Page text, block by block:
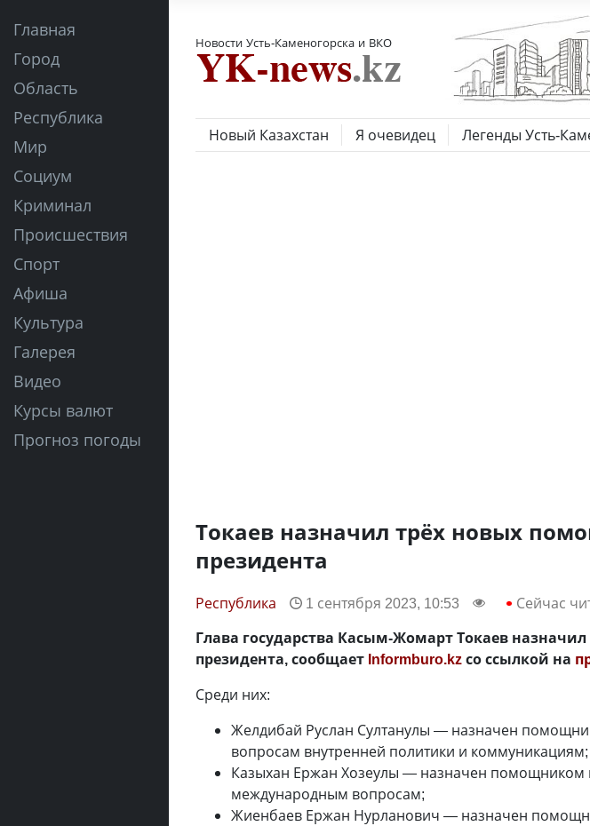
Главная
Город
Область
Республика
Мир
Социум
Криминал
Происшествия
Спорт
Афиша
Культура
Галерея
Видео
Курсы валют
Прогноз погоды
Новости Усть-Каменогорска и ВКО
Новый Казахстан Я очевидец Легенды Усть-
Токаев назначил трёх новых
президента
Республика 1 сентября 2023, 10:53 Сейчас
Глава государства Касым-Жомарт Токаев
президента, сообщает Informburo.kzсо ссылкой на
Среди них:
Желдибай Руслан Султанулы — назначен
вопросам внутренней политики и коммуникациям;
Казыхан Ержан Хозеулы — назначен помощником
международным вопросам;
Жиенбаев Ержан Нурланович — назначен